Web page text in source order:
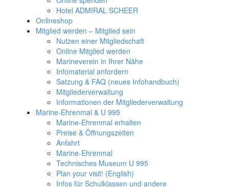
Hotel ADMIRAL SCHEER
Onlineshop
Mitglied werden – Mitglied sein
Nutzen einer Mitgliedschaft
Online Mitglied werden
Marineverein in Ihrer Nähe
Infomaterial anfordern
Satzung & FAQ (neues Infohandbuch)
Mitgliederverwaltung
Informationen der Mitgliederverwaltung
Marine-Ehrenmal & U 995
Marine-Ehrenmal erhalten
Preise & Öffnungszeiten
Anfahrt
Marine-Ehrenmal
Technisches Museum U 995
Plan your visit! (English)
Infos für Schulklassen und andere